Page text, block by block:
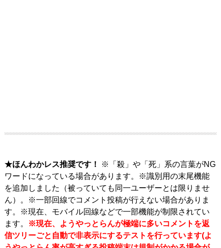
★ほんわかレス推奨です！
※「殺」や「死」系の言葉がNG
ワードになっている場合があります。※識別用の末尾機能
を追加しました（被っていても同一ユーザーとは限りませ
ん）。※一部回線でコメント投稿が行えない場合がありま
す。※現在、モバイル回線などで一部機能が制限されてい
ます。
※現在、ようやっとらんが極端に多いコメントを返
信ツリーごと自動で非表示にするテストを行っています(よ